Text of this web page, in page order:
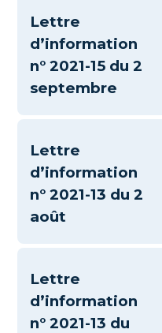
Lettre
d’information
n° 2021-15 du 2
septembre
Lettre
d’information
n° 2021-13 du 2
août
Lettre
d’information
n° 2021-13 du